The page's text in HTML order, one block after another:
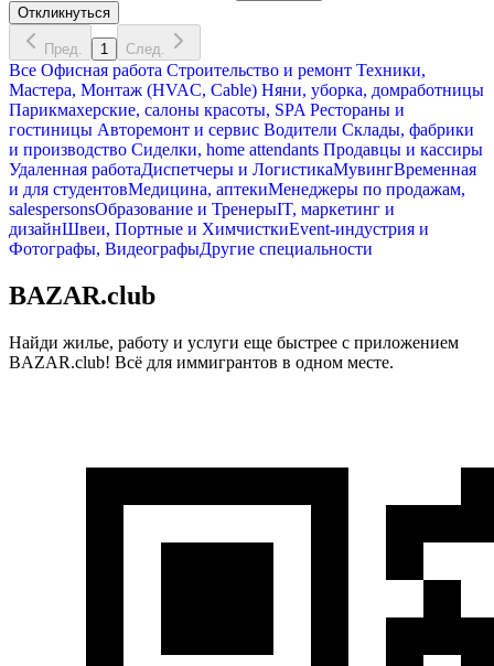
Откликнуться
Пред. 1 След.
Все Офисная работа Строительство и ремонт Техники,
Мастера, Монтаж (HVAC, Cable) Няни, уборка, домработницы
Парикмахерские, салоны красоты, SPA Рестораны и
гостиницы Авторемонт и cервис Водители Склады, фабрики
и производство Сиделки, home attendants Продавцы и кассиры
Удаленная работаДиспетчеры и ЛогистикаМувингВременная
и для студентовМедицина, аптекиМенеджеры по продажам,
salespersonsОбразование и ТренерыIT, маркетинг и
дизайнШвеи, Портные и ХимчисткиEvent-индустрия и
Фотографы, ВидеографыДругие специальности
BAZAR.club
Найди жилье, работу и услуги еще быстрее с приложением
BAZAR.club! Всё для иммигрантов в одном месте.